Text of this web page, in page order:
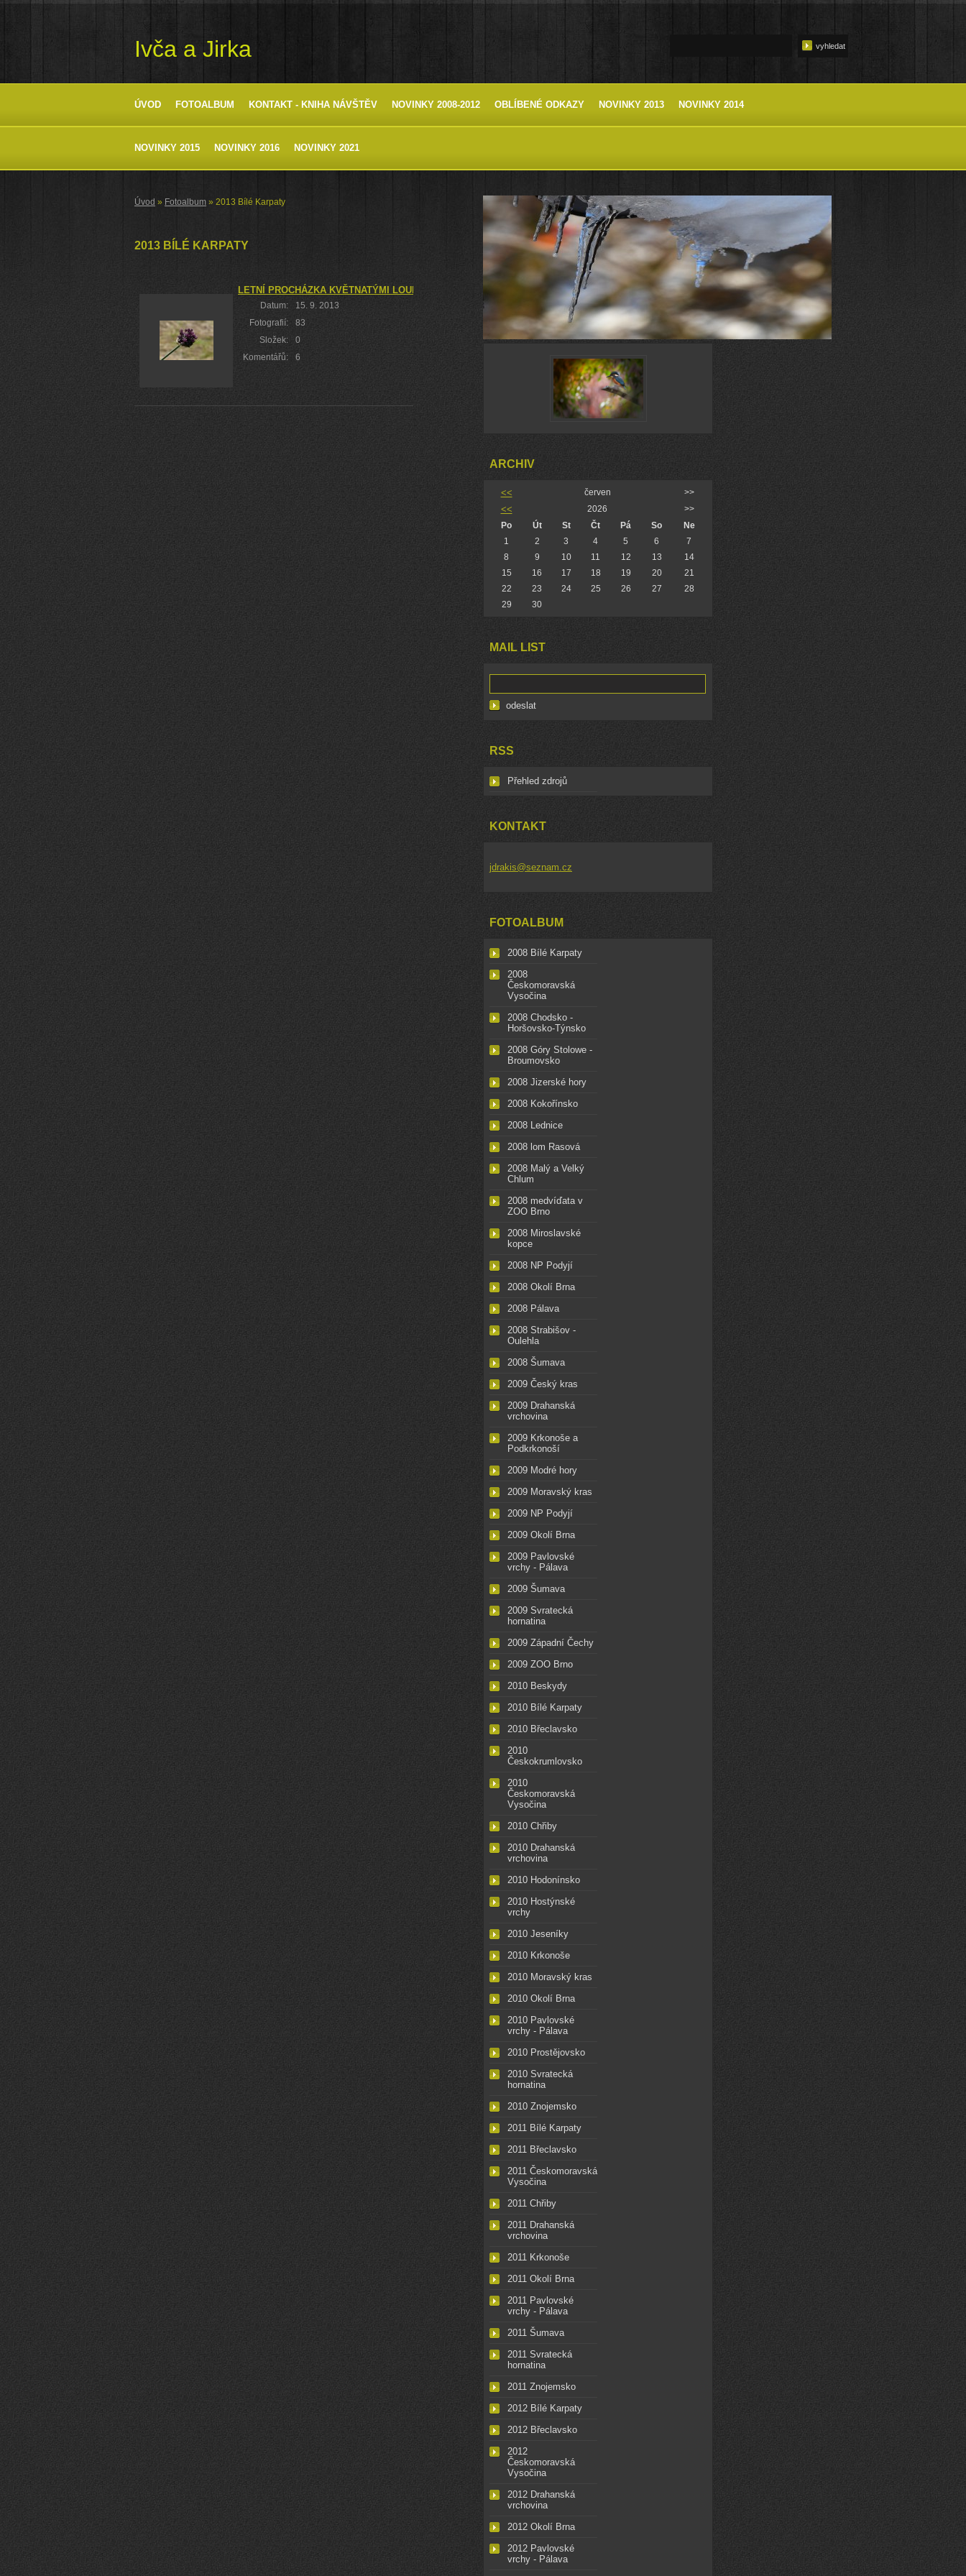
Ivča a Jirka
ÚVOD FOTOALBUM KONTAKT - KNIHA NÁVŠTĚV NOVINKY 2008-2012 OBLÍBENÉ ODKAZY NOVINKY 2013 NOVINKY 2014
NOVINKY 2015 NOVINKY 2016 NOVINKY 2021
Úvod » Fotoalbum » 2013 Bílé Karpaty
2013 BÍLÉ KARPATY
LETNÍ PROCHÁZKA KVĚTNATÝMI LOUKAMI, ANEB NPR ČERTORYJE, KNĚŽDUBSKÝ HÁJ A VRCH VÝZKUM
Datum:
15. 9. 2013
Fotografií:
83
Složek:
0
Komentářů:
6
ARCHIV
<< červen >>
<< 2026
>>
Po
Út St Čt Pá So
Ne
1
2 3 4 5 6
7
8
9 10 11 12 13
14
15
16 17 18 19 20
21
22
23 24 25 26 27
28
29
30
MAIL LIST
RSS
Přehled zdrojů
KONTAKT
jdrakis@seznam.cz
FOTOALBUM
2008 Bílé Karpaty
2008
Českomoravská
Vysočina
2008 Chodsko -
Horšovsko-Týnsko
2008 Góry Stolowe -
Broumovsko
2008 Jizerské hory
2008 Kokořínsko
2008 Lednice
2008 lom Rasová
2008 Malý a Velký
Chlum
2008 medvíďata v
ZOO Brno
2008 Miroslavské
kopce
2008 NP Podyjí
2008 Okolí Brna
2008 Pálava
2008 Strabišov -
Oulehla
2008 Šumava
2009 Český kras
2009 Drahanská
vrchovina
2009 Krkonoše a
Podkrkonoší
2009 Modré hory
2009 Moravský kras
2009 NP Podyjí
2009 Okolí Brna
2009 Pavlovské
vrchy - Pálava
2009 Šumava
2009 Svratecká
hornatina
2009 Západní Čechy
2009 ZOO Brno
2010 Beskydy
2010 Bílé Karpaty
2010 Břeclavsko
2010
Českokrumlovsko
2010
Českomoravská
Vysočina
2010 Chřiby
2010 Drahanská
vrchovina
2010 Hodonínsko
2010 Hostýnské
vrchy
2010 Jeseníky
2010 Krkonoše
2010 Moravský kras
2010 Okolí Brna
2010 Pavlovské
vrchy - Pálava
2010 Prostějovsko
2010 Svratecká
hornatina
2010 Znojemsko
2011 Bílé Karpaty
2011 Břeclavsko
2011 Českomoravská
Vysočina
2011 Chřiby
2011 Drahanská
vrchovina
2011 Krkonoše
2011 Okolí Brna
2011 Pavlovské
vrchy - Pálava
2011 Šumava
2011 Svratecká
hornatina
2011 Znojemsko
2012 Bílé Karpaty
2012 Břeclavsko
2012
Českomoravská
Vysočina
2012 Drahanská
vrchovina
2012 Okolí Brna
2012 Pavlovské
vrchy - Pálava